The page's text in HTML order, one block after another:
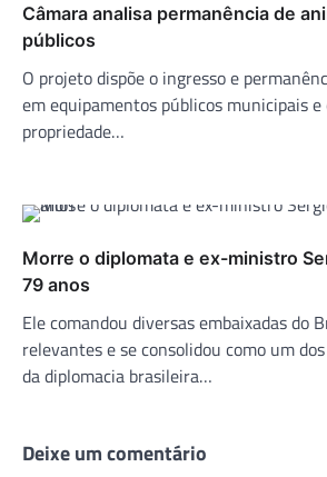
Câmara analisa permanência de
públicos
O projeto dispõe o ingresso e
em equipamentos públicos municipais e
propriedade…
Morre o diplomata e ex-ministro
79 anos
Ele comandou diversas embaixadas do
relevantes e se consolidou como um
da diplomacia brasileira…
Deixe um comentário